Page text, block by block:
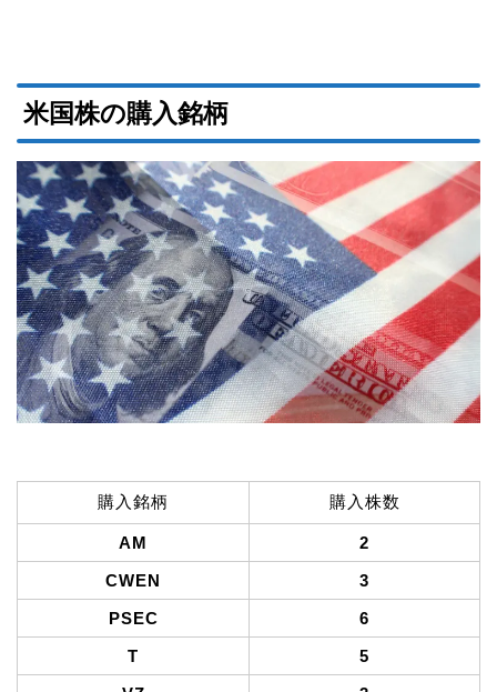
米国株の購入銘柄
購入銘柄 購入株数
AM
2
CWEN
3
PSEC
6
T
5